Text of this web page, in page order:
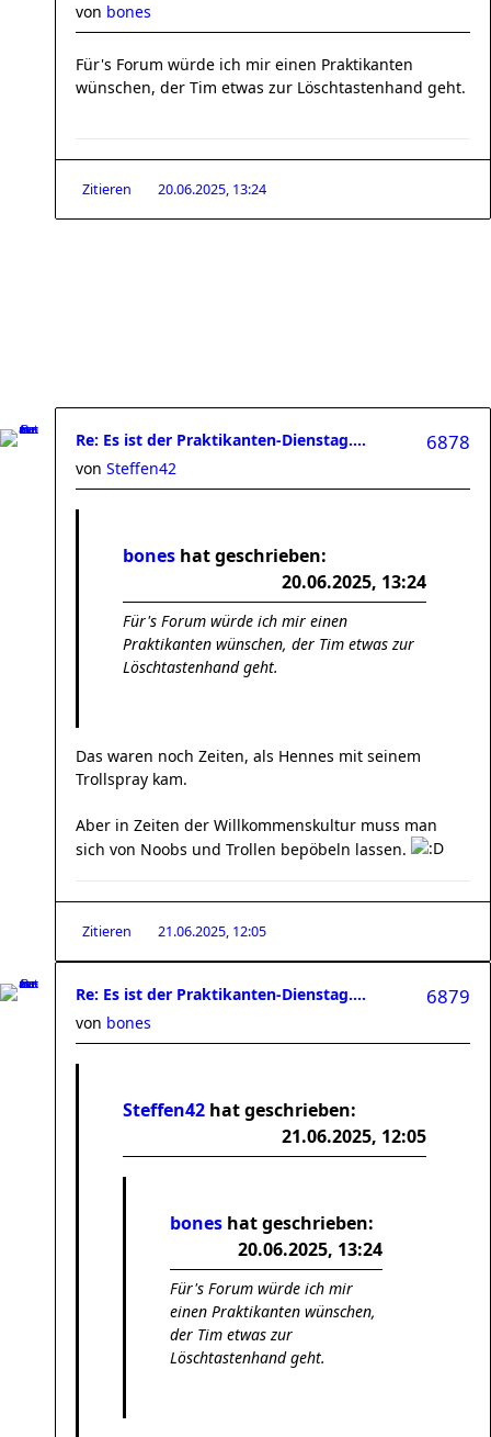
von bones
Für's Forum würde ich mir einen Praktikanten
wünschen, der Tim etwas zur Löschtastenhand geht.
Zitieren 20.06.2025, 13:24
Re: Es ist der Praktikanten-Dienstag.... 6878
von Steffen42
bones hat geschrieben:
20.06.2025, 13:24
Für's Forum würde ich mir einen
Praktikanten wünschen, der Tim etwas zur
Löschtastenhand geht.
Das waren noch Zeiten, als Hennes mit seinem
Trollspray kam.
Aber in Zeiten der Willkommenskultur muss man
sich von Noobs und Trollen bepöbeln lassen.
Zitieren 21.06.2025, 12:05
Re: Es ist der Praktikanten-Dienstag.... 6879
von bones
Steffen42 hat geschrieben:
21.06.2025, 12:05
bones hat geschrieben:
20.06.2025, 13:24
Für's Forum würde ich mir
einen Praktikanten wünschen,
der Tim etwas zur
Löschtastenhand geht.